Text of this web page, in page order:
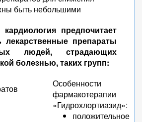
быть небольшими
предпочитает
лекарственные препараты
людей, страдающих
болезнью, таких групп:
Особенности
фармакотерапии
«Гидрохлортиазид»:
положительное